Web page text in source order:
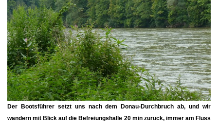
Der Bootsführer setzt uns nach dem Donau-Durchbruch ab, und wir
wandern mit Blick auf die Befreiungshalle 20 min zurück, immer am Fluss